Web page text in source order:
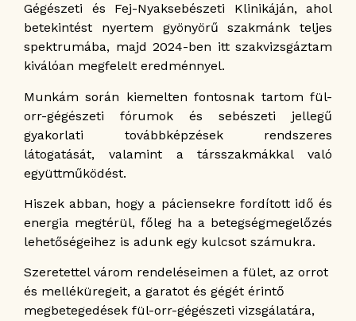
Gégészeti és Fej-Nyaksebészeti Klinikáján, ahol
betekintést nyertem gyönyörű szakmánk teljes
spektrumába, majd 2024-ben itt szakvizsgáztam
kiválóan megfelelt eredménnyel.
Munkám során kiemelten fontosnak tartom fül-
orr-gégészeti fórumok és sebészeti jellegű
gyakorlati továbbképzések rendszeres
látogatását, valamint a társszakmákkal való
együttműködést.
Hiszek abban, hogy a páciensekre fordított idő és
energia megtérül, főleg ha a betegségmegelőzés
lehetőségeihez is adunk egy kulcsot számukra.
Szeretettel várom rendeléseimen a fület, az orrot
és melléküregeit, a garatot és gégét érintő
megbetegedések fül-orr-gégészeti vizsgálatára,